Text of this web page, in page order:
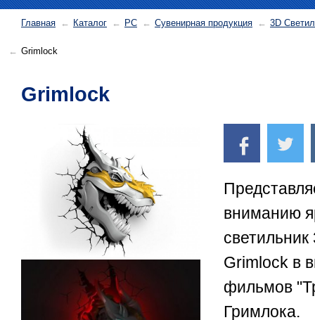
Главная Каталог PC Сувенирная продукция 3D
Grimlock
Grimlock
вниманию
Grimlock в
фильмов
Гримлока.